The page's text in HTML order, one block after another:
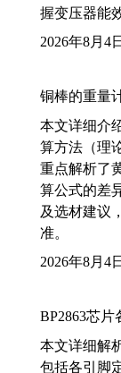
握变压器能
2026年8月4日
铜棒的重量
本文详细介
算方法（理
重点解析了
算公式的差
及选材建议
准。
2026年8月4日
BP2863芯片
本文详细解
包括各引脚